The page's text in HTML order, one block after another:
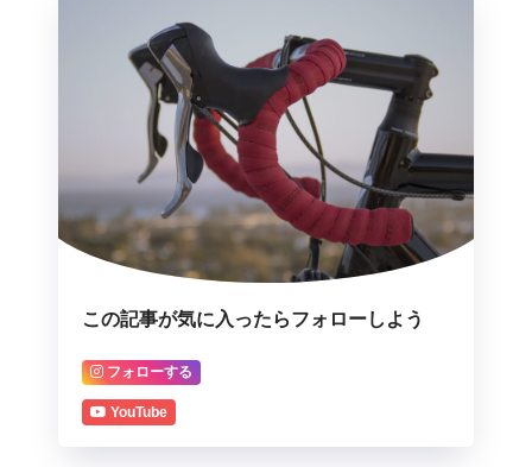
この記事が気に入ったらフォローしよう
フォローする
YouTube